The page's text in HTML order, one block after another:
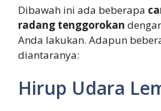
Dibawah ini ada beberapa
radang tenggorokan
Anda lakukan. Adapun
diantaranya:
Hirup Udara